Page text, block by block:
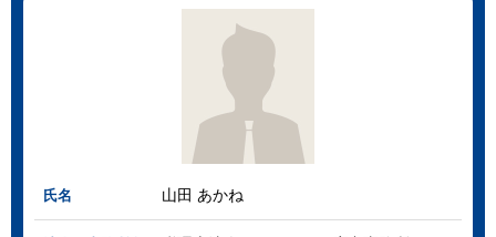
氏名 山田 あかね